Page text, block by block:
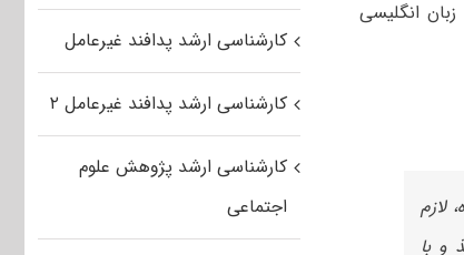
انگلیسی
شده، لازم
و با
کارشناسی ارشد پدافند غیرعامل
کارشناسی ارشد پدافند غیرعامل ۲
کارشناسی ارشد پژوهش علوم
اجتماعی